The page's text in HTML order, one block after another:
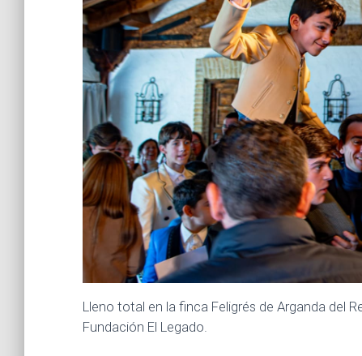
Lleno total en la finca Feligrés de Arganda del
Fundación El Legado.